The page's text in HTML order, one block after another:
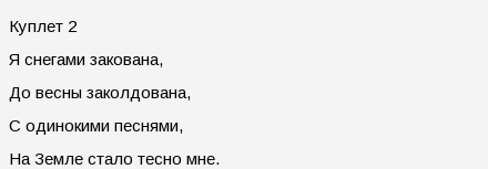
Куплет 2
Я снегами закована,
До весны заколдована,
С одинокими песнями,
На Земле стало тесно мне.